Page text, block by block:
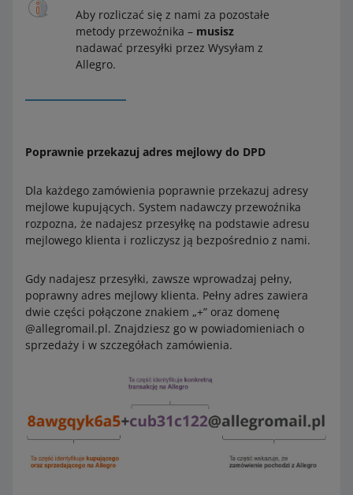
Aby rozliczać się z nami za pozostałe
metody przewoźnika – musisz
nadawać przesyłki przez Wysyłam z
Allegro.
Poprawnie przekazuj adres mejlowy do DPD
Dla każdego zamówienia poprawnie przekazuj adresy
mejlowe kupujących. System nadawczy przewoźnika
rozpozna, że nadajesz przesyłkę na podstawie adresu
mejlowego klienta i rozliczysz ją bezpośrednio z nami.
Gdy nadajesz przesyłki, zawsze wprowadzaj pełny,
poprawny adres mejlowy klienta. Pełny adres zawiera
dwie części połączone znakiem „+” oraz domenę
@allegromail.pl. Znajdziesz go w powiadomieniach o
sprzedaży i w szczegółach zamówienia.